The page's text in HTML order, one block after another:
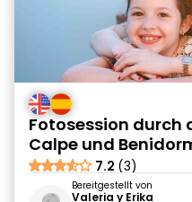
Fotosession durch
Calpe und
7.2 (3)
Bereitgestellt von
Valeria y Erika